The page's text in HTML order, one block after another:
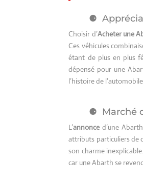
Choisir d’Acheter une
Ces véhicules
étant de plus en plus
dépensé pour une
l’histoire de
Marché
L’annonce d’une
attributs particuliers de
son charme
car une Abarth se